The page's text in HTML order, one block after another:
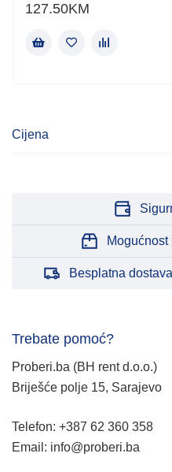
Cijena
127.50KM
Besplatna
Trebate pomoć?
Proberi.ba (BH rent d.o.o.)
Briješće polje 15, Sarajevo
Telefon: +387 62 360 358
Email: info@proberi.ba